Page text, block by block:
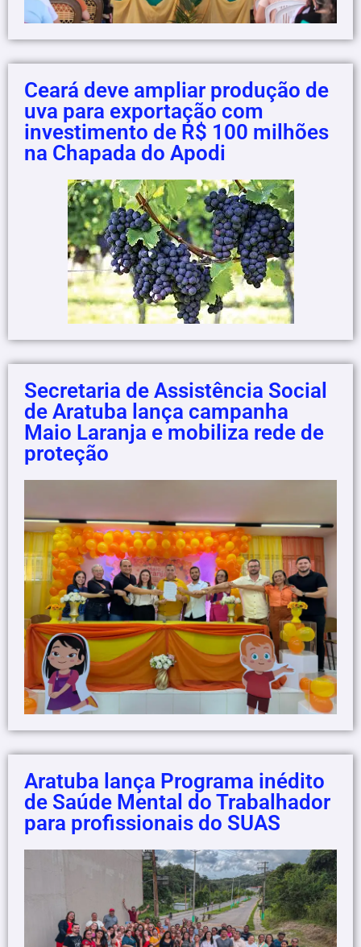
Ceará deve ampliar produção de
uva para exportação com
investimento de R$ 100 milhões
na Chapada do Apodi
Secretaria de Assistência Social
de Aratuba lança campanha
Maio Laranja e mobiliza rede de
proteção
Aratuba lança Programa inédito
de Saúde Mental do Trabalhador
para profissionais do SUAS